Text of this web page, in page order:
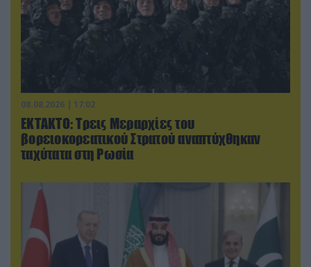
08.08.2026 | 17:02
ΕΚΤΑΚΤΟ: Τρεις Μεραρχίες του
βορειοκορεατικού Στρατού αναπτύχθηκαν
ταχύτατα στη Ρωσία